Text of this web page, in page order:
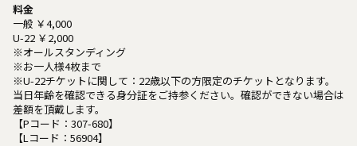
料金
一般 ￥4,000
U-22 ￥2,000
※オールスタンディング
※お一人様4枚まで
※U-22チケットに関して：22歳以下の方限定のチケットとなります。
当日年齢を確認できる身分証をご持参ください。確認ができない場合は
差額を頂戴します。
【Pコード：307-680】
【Lコード：56904】